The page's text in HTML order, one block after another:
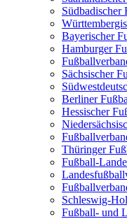
Südbadischer
Bayerischer
Hamburger
Sächsischer
Berliner
Hessischer
Thüringer
Fußball-
Schleswig-
Fußball- und